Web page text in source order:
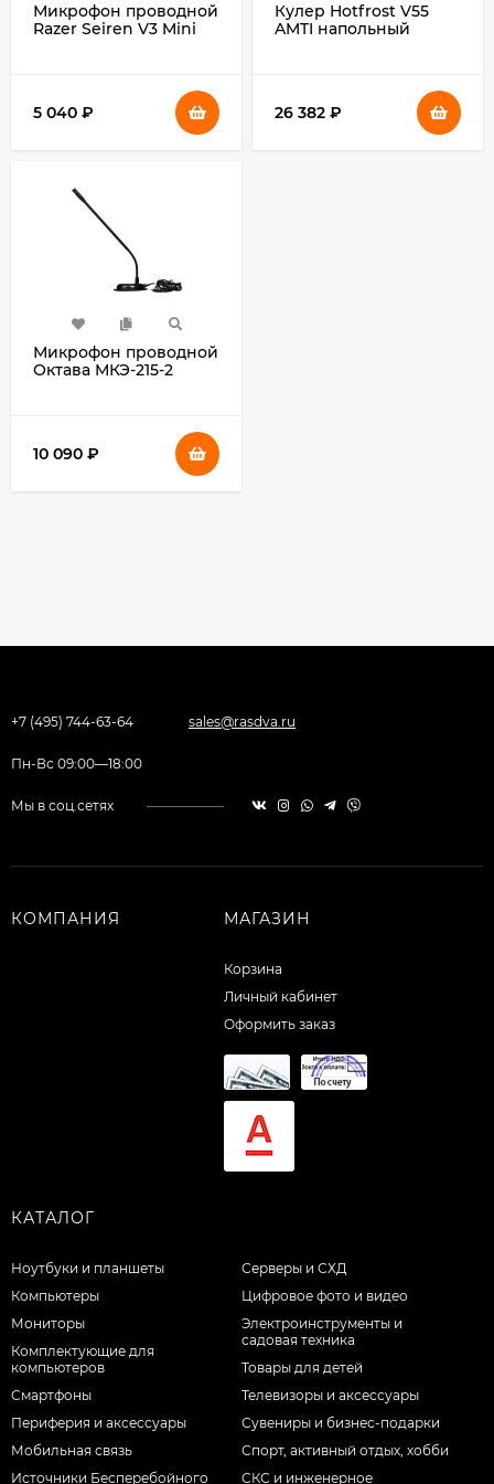
Микрофон проводной
Razer Seiren V3 Mini
5 040 ₽
Кулер Hotfrost V55
AMTI напольный
26 382 ₽
Микрофон проводной
Октава МКЭ-215-2
10 090 ₽
+7 (495) 744-63-64 sales@rasdva.ru
Пн-Вс 09:00—18:00
Мы в соц.сетях
КОМПАНИЯ МАГАЗИН
Корзина
Личный кабинет
Оформить заказ
КАТАЛОГ
Ноутбуки и планшеты
Компьютеры
Мониторы
Комплектующие для
компьютеров
Смартфоны
Периферия и аксессуары
Мобильная связь
Источники Бесперебойного
Серверы и СХД
Цифровое фото и видео
Электроинструменты и
садовая техника
Товары для детей
Телевизоры и аксессуары
Сувениры и бизнес-подарки
Спорт, активный отдых, хобби
СКС и инженерное